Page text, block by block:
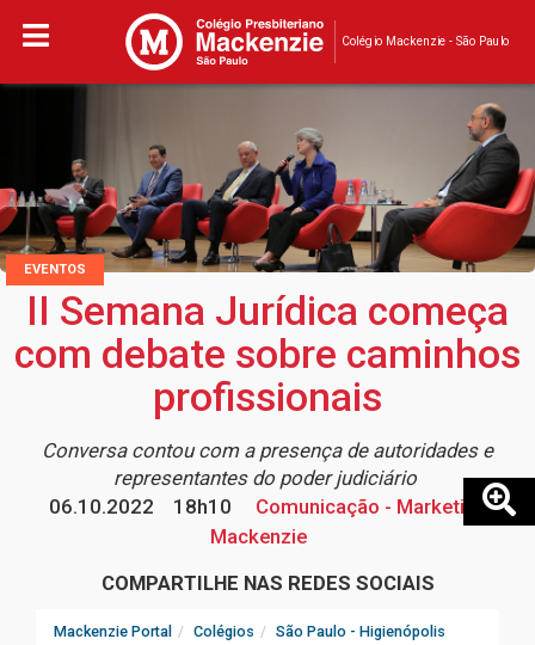
Colégio Mackenzie - São Paulo
EVENTOS
II Semana Jurídica começa
com debate sobre caminhos
profissionais
Conversa contou com a presença de autoridades e
representantes do poder judiciário
06.10.2022
18h10
Comunicação - Marketing
Mackenzie
COMPARTILHE NAS REDES SOCIAIS
Mackenzie Portal Colégios
São Paulo - Higienópolis